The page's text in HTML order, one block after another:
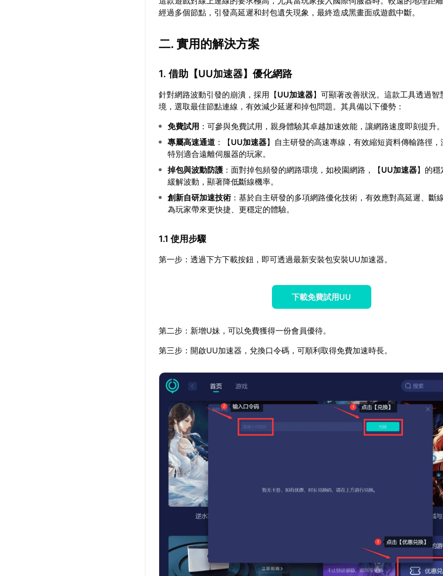
經過多個節點，引發高延遲和封包遺失現象，最終造成黑畫面或遊戲中斷。
二. 實用的解決方案
1. 借助【UU加速器】優化網路
針對網路波動引發的崩潰，採用【UU加速器】可顯著改善狀況。這款工具透過智
境，選取最佳節點連線，有效減少延遲和掉包問題。其具備以下優勢：
免費試用 ：可參與免費試用，親身體驗其卓越加速效能，讓網路速度即刻提升
專屬高速通道 ：【UU加速器】自主研發的高速專線，有效縮短資料傳輸路徑
特別適合遠離伺服器的玩家。
掉包與波動防護 ：面對掉包頻發的網路環境，如校園網路，【UU加速器】的
緩解波動，顯著降低斷線機率。
創新自研加速技術：基於自主研發的多項網路優化技術，有效應對高延遲、斷
為玩家帶來更快捷、更穩定的體驗。
1.1 使用步驟
第一步：透過下方下載按鈕，即可透過最新安裝包安裝UU加速器。
下載免費試用UU
第二步：新增U妹，可以免費獲得一份會員優待。
第三步：開啟UU加速器，兌換口令碼，可順利取得免費加速時長。